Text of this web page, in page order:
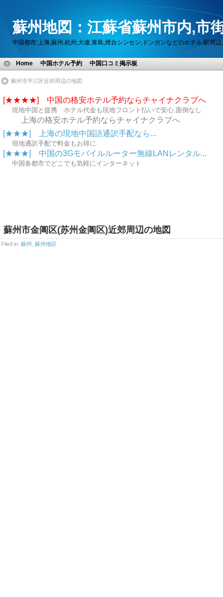
蘇州地図：江蘇省蘇州市内,市
中国都市:上海,蘇州,杭州,大連,青島,煙台シンセン,ドンガンなどのホテル,駅周
Home 中国ホテル予約 中国口コミ掲示板
蘇州市平江区近郊周辺の地図
[★★★★] 中国の格安ホテル予約ならチャイナクラブへ
現地中国と提携 ホテル代金も現地フロント払いで安心,面倒なし
上海の格安ホテル予約ならチャイナクラブへ
[★★★] 上海の現地中国語通訳手配なら...
現地通訳手配で料金もお得に
[★★★] 中国の3Gモバイルルーター無線LANレンタル...
中国各都市でどこでも気軽にインターネット
蘇州市金阊区(苏州金阊区)近郊周辺の地図
Filed in: 蘇州 蘇州地区